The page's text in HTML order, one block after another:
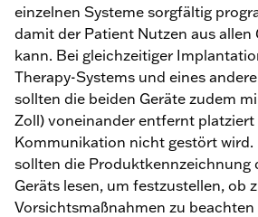
einzelnen Systeme sorgfältig
damit der Patient Nutzen aus allen
kann. Bei gleichzeitiger
Therapy-Systems und eines
sollten die beiden Geräte zudem
Zoll) voneinander entfernt
Kommunikation nicht gestört wird.
sollten die Produktkennzeichnung
Geräts lesen, um festzustellen, ob
Vorsichtsmaßnahmen zu beachten